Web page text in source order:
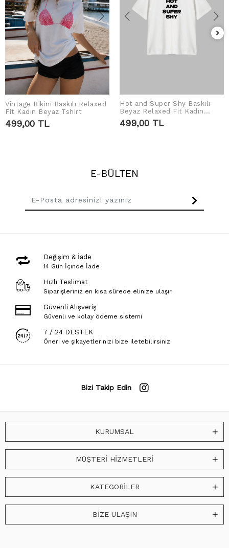
SEPETE EKLE
Vintage Bikini Baskılı Relaxed
Fit Kadın Beyaz Tshirt
499,00 TL
SEPETE EKLE
Hot and Super Shy Baskılı
Beyaz Relaxed Fit Kadın
Tshirt
499,00 TL
E-BÜLTEN
Değişim & İade
14 Gün İçinde İade
Hızlı Teslimat
Siparişleriniz en kısa sürede elinize ulaşır.
Güvenli Alışveriş
Güvenli ve kolay ödeme sistemi
7 / 24 DESTEK
Öneri ve şikayetlerinizi bize iletebilirsiniz.
Bizi Takip Edin
KURUMSAL
MÜŞTERİ HİZMETLERİ
KATEGORİLER
BİZE ULAŞIN